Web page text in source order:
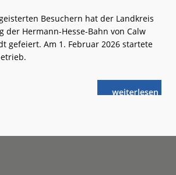
Besuchern hat der Landkreis
der Hermann-Hesse-Bahn von Calw
gefeiert. Am 1. Februar 2026 startete
weiterlese
nReaktivierung